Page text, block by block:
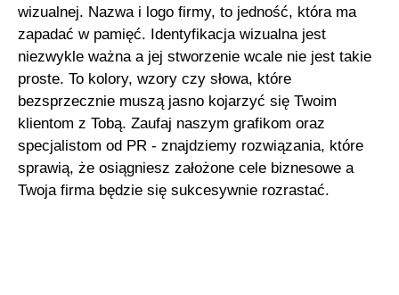
wizualnej. Nazwa i logo firmy, to jedność, która ma
zapadać w pamięć. Identyfikacja wizualna jest
niezwykle ważna a jej stworzenie wcale nie jest takie
proste. To kolory, wzory czy słowa, które
bezsprzecznie muszą jasno kojarzyć się Twoim
klientom z Tobą. Zaufaj naszym grafikom oraz
specjalistom od PR - znajdziemy rozwiązania, które
sprawią, że osiągniesz założone cele biznesowe a
Twoja firma będzie się sukcesywnie rozrastać.